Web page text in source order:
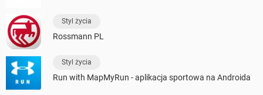
Styl życia
Rossmann PL
Styl życia
Run with MapMyRun - aplikacja sportowa na Androida